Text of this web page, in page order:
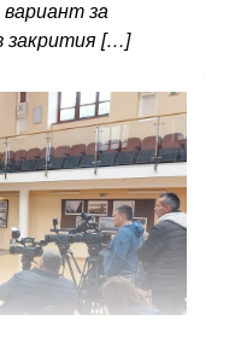
вариант за
закрития […]